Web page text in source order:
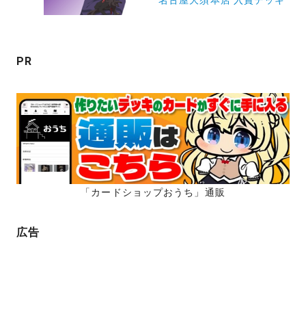
ン
PR
「カードショップおうち」通販
広告